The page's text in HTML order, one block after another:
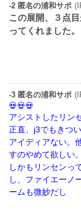
-2 匿名の浦和サポ
この展開、３点
ってくれました。
-3 匿名の浦和サポ
アシストしたリン
正直、j3でもきつ
アイディアない。
すのやめて欲しい
しかもリンセンっ
し、ファイエーノ
ームも微妙だし